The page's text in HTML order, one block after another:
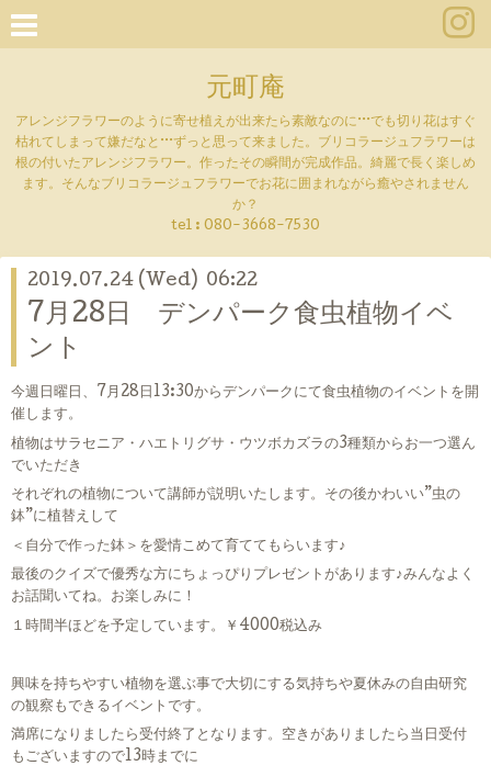
元町庵
アレンジフラワーのように寄せ植えが出来たら素敵なのに···でも切り花はすぐ
枯れてしまって嫌だなと···ずっと思って来ました。ブリコラージュフラワーは
根の付いたアレンジフラワー。作ったその瞬間が完成作品。綺麗で長く楽しめ
ます。そんなブリコラージュフラワーでお花に囲まれながら癒やされません
か？
tel : 080-3668-7530
2019.07.24 (Wed) 06:22
7月28日 デンパーク食虫植物イベ
ント
今週日曜日、7月28日13:30からデンパークにて食虫植物のイベントを開
催します。
植物はサラセニア・ハエトリグサ・ウツボカズラの3種類からお一つ選ん
でいただき
それぞれの植物について講師が説明いたします。その後かわいい”虫の
鉢”に植替えして
＜自分で作った鉢＞を愛情こめて育ててもらいます♪
最後のクイズで優秀な方にちょっぴりプレゼントがあります♪みんなよく
お話聞いてね。お楽しみに！
１時間半ほどを予定しています。￥4000税込み
興味を持ちやすい植物を選ぶ事で大切にする気持ちや夏休みの自由研究
の観察もできるイベントです。
満席になりましたら受付終了となります。空きがありましたら当日受付
もございますので13時までに